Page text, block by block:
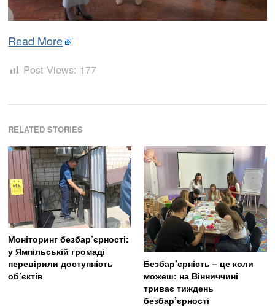
Read More
Post Views: 177
RELATED STORIES
Моніторинг безбар’єрності:
у Ямпільській громаді
перевірили доступність
об’єктів
Безбар’єрність – це коли
можеш: на Вінниччині
триває тиждень
безбар’єрності